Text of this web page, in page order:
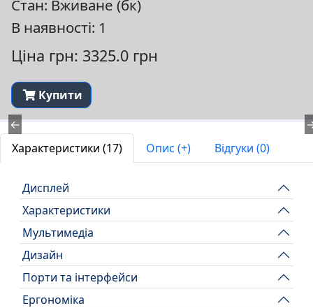
←
Стан: Вживане (бк)
В наявності: 1
Ціна грн: 3325.0 грн
Купити
Характеристики (17) Опис (+) Відгуки (0)
Дисплей
Характеристики
Мультимедіа
Дизайн
Порти та інтерфейси
Ергономіка